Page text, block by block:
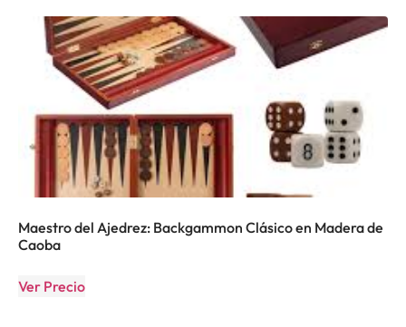
Maestro del Ajedrez: Backgammon Clásico en Madera de
Caoba
Ver Precio